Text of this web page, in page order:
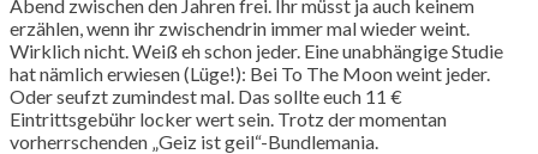
Abend zwischen den Jahren frei. Ihr müsst ja auch keinem
erzählen, wenn ihr zwischendrin immer mal wieder weint.
Wirklich nicht. Weiß eh schon jeder. Eine unabhängige Studie
hat nämlich erwiesen (Lüge!): Bei To The Moon weint jeder.
Oder seufzt zumindest mal. Das sollte euch 11 €
Eintrittsgebühr locker wert sein. Trotz der momentan
vorherrschenden „Geiz ist geil“-Bundlemania.